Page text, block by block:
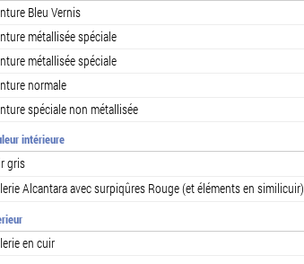
Bleu Vernis
métallisée spéciale
métallisée spéciale
normale
spéciale non métallisée
intérieure
gris
Alcantara avec surpiqûres Rouge (et éléments en similicuir)
en cuir